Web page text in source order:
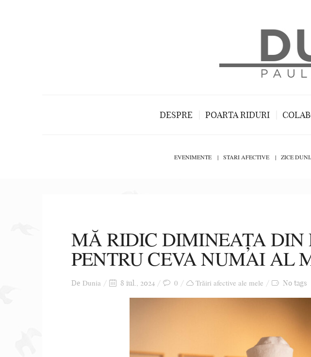
DESPRE POARTA RIDURI
EVENIMENTE STARI AFECTIVE ZICE
MĂ RIDIC DIMINEAȚA DIN
PENTRU CEVA NUMAI AL
De Dunia 8 iul., 2024 0 Trăiri afective ale mele No tags